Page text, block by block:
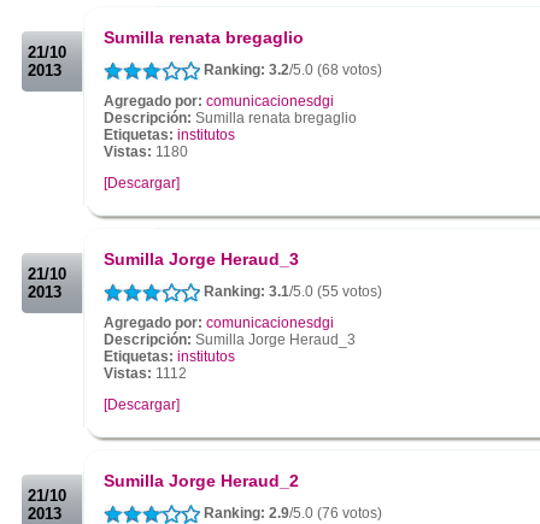
21/10
2013
Sumilla renata bregaglio
Ranking: 3.2/5.0 (68 votos)
Agregado por: comunicacionesdgi
Descripción: Sumilla renata bregaglio
Etiquetas: institutos
Vistas: 1180
[Descargar]
21/10
2013
Sumilla Jorge Heraud_3
Ranking: 3.1/5.0 (55 votos)
Agregado por: comunicacionesdgi
Descripción: Sumilla Jorge Heraud_3
Etiquetas: institutos
Vistas: 1112
[Descargar]
21/10
2013
Sumilla Jorge Heraud_2
Ranking: 2.9/5.0 (76 votos)